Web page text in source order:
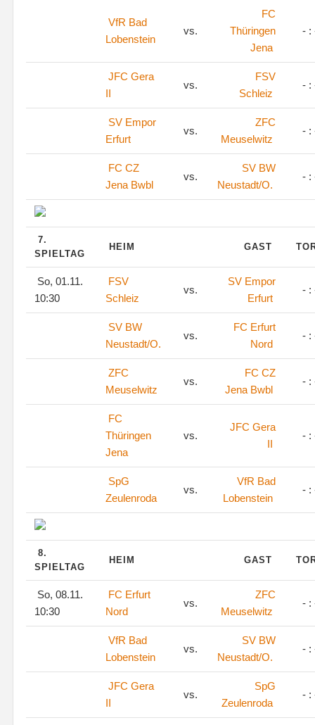
VfR Bad
Lobenstein
vs.
FC
Thüringen
Jena
- :
JFC Gera
II
vs.
FSV
Schleiz
- :
SV Empor
Erfurt
vs.
ZFC
Meuselwitz
- :
FC CZ
Jena Bwbl
vs.
SV BW
Neustadt/O.
- :
7.
SPIELTAG
HEIM GAST
So, 01.11.
10:30
FSV
Schleiz
vs.
SV Empor
Erfurt
- :
SV BW
Neustadt/O.
vs.
FC Erfurt
Nord
- :
ZFC
Meuselwitz
vs.
FC CZ
Jena Bwbl
- :
FC
Thüringen
Jena
vs.
JFC Gera
II
- :
SpG
Zeulenroda
vs.
VfR Bad
Lobenstein
- :
8.
SPIELTAG
HEIM GAST
So, 08.11.
10:30
FC Erfurt
Nord
vs.
ZFC
Meuselwitz
- :
VfR Bad
Lobenstein
vs.
SV BW
Neustadt/O.
- :
JFC Gera
II
vs.
SpG
Zeulenroda
- :